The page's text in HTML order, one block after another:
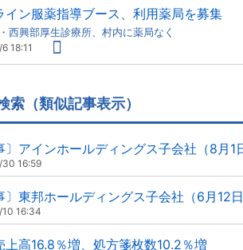
イン服薬指導ブース、利用薬局を募集
西興部厚生診療所、村内に薬局なく
18:11
索（類似記事表示）
〕アインホールディングス子会社（8月1
16:59
〕東邦ホールディングス子会社（6月12日
16:34
上高16.8％増、処方箋枚数10.2％増